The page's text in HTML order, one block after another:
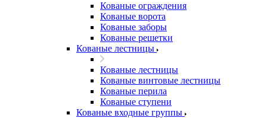
Кованые ограждения
Кованые ворота
Кованые заборы
Кованые решетки
Кованые лестницы
Кованые лестницы
Кованые винтовые лестницы
Кованые перила
Кованые ступени
Кованые входные группы